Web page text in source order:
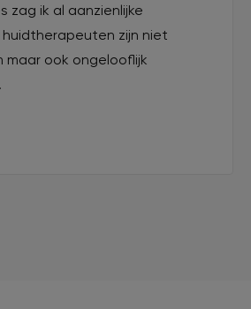
zag ik al aanzienlijke
zijn niet
maar ook ongelooflijk